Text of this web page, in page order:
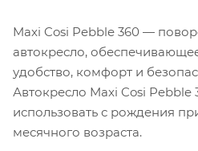
Maxi Cosi Pebble 360 ​​—
автокресло,
удобство, комфорт и
Автокресло Maxi Cosi
использовать с рождения
месячного возраста.